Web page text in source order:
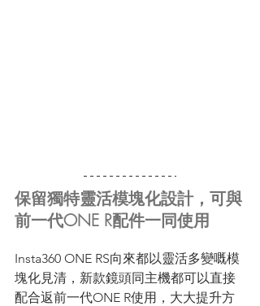
保留獨特靈活模塊化設計，可與
前一代ONE R配件一同使用
Insta360 ONE RS向來都以靈活多變嘅模
塊化見清，新款鏡頭同主機都可以直接
配合返前一代ONE R使用，大大提升方